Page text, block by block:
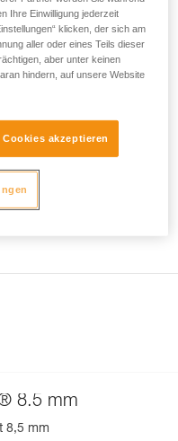
mehrmals
in einer Route zu
Sichernde problemlos
abfangen kann. Achten
8.5 mm
8,5 mm
Ihre Einwilligung jederzeit
klicken, der sich am
aller oder eines Teils dieser
aber unter keinen
hindern, auf unsere Website
Cookies akzeptieren